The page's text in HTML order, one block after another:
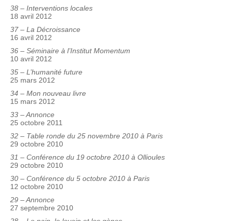
38 – Interventions locales
18 avril 2012
37 – La Décroissance
16 avril 2012
36 – Séminaire à l’Institut Momentum
10 avril 2012
35 – L’humanité future
25 mars 2012
34 – Mon nouveau livre
15 mars 2012
33 – Annonce
25 octobre 2011
32 – Table ronde du 25 novembre 2010 à Paris
29 octobre 2010
31 – Conférence du 19 octobre 2010 à Ollioules
29 octobre 2010
30 – Conférence du 5 octobre 2010 à Paris
12 octobre 2010
29 – Annonce
27 septembre 2010